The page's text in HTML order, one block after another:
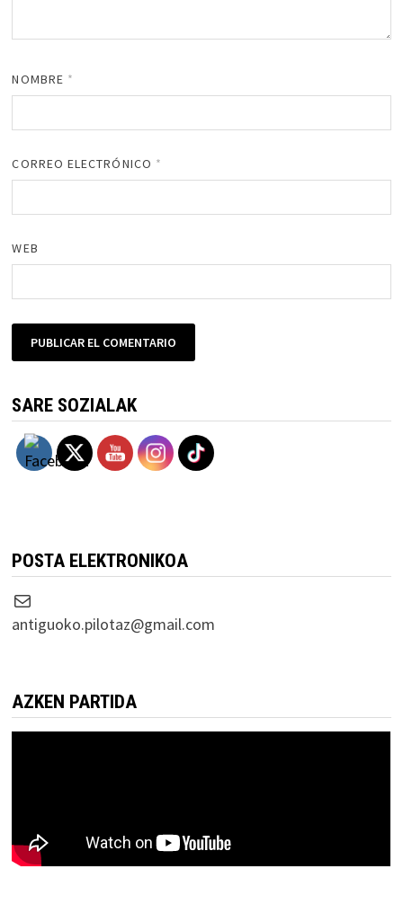
NOMBRE *
CORREO ELECTRÓNICO *
WEB
SARE SOZIALAK
POSTA ELEKTRONIKOA
Correo electrónico
antiguoko.pilotaz@gmail.com
AZKEN PARTIDA